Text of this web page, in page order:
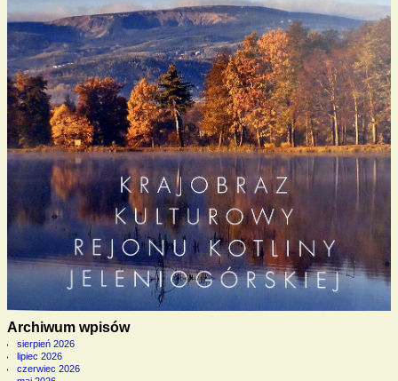
Archiwum wpisów
sierpień 2026
lipiec 2026
czerwiec 2026